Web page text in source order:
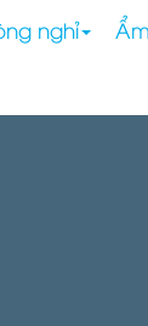
nghỉ